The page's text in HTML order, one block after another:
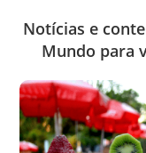
Notícias e
Mundo para